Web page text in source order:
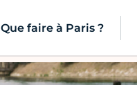
Que faire à Paris ?